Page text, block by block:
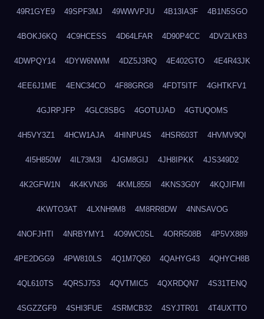
49R1GYE9 49SPF3MJ 49WWVPJU 4B13IA3F 4B1N5SGO
4BOKJ6KQ 4C9HCESS 4D64LFAR 4D90P4CC 4DV2LKB3
4DWPQY14 4DYW6NWM 4DZ5J3RQ 4E402GTO 4E4R43JK
4EE6J1ME 4ENC34CO 4F88GRG8 4FDT5ITF 4GHTKFV1
4GJRPJFP 4GLC8SBG 4GOTUJAD 4GTUQOMS
4H5VY3Z1 4HCW1AJA 4HINPU4S 4HSR603T 4HVMV9QI
4I5H850W 4IL73M3I 4JGM8GIJ 4JH8IPKK 4JS349D2
4K2GFW1N 4K4KVN36 4KML855I 4KNS3G0Y 4KQJIFMI
4KWTO3AT 4LXNH9M8 4M8RR8DW 4NNSAVOG
4NOFJHTI 4NRBYMY1 4O9WC0SL 4ORR508B 4P5VX889
4PE2DGG9 4PW810LS 4Q1M7Q60 4QAHYG43 4QHYCH8B
4QL610TS 4QRSJ753 4QVTMIC5 4QXRDQN7 4S31TENQ
4SGZZGF9 4SHI3FUE 4SRMCB32 4SYJTR01 4T4UXTTO